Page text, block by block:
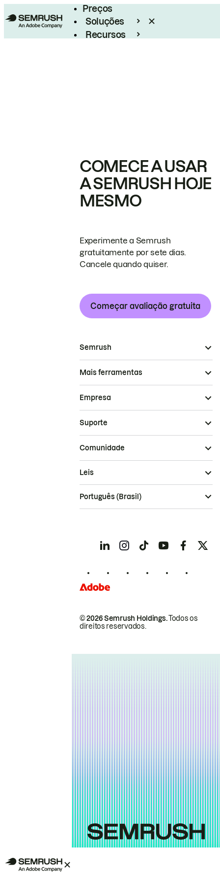
Preços
Soluções
Recursos
COMECE A USAR
A SEMRUSH HOJE
MESMO
Experimente a Semrush
gratuitamente por sete dias.
Cancele quando quiser.
Começar avaliação gratuita
Semrush
Mais ferramentas
Empresa
Suporte
Comunidade
© 2026 Semrush Holdings.Todos os
direitos reservados.
Leis
Português (Brasil)